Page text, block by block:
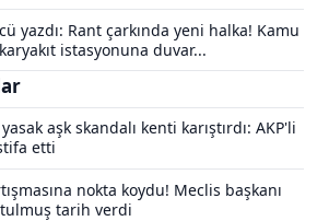
yazdı: Rant çarkında yeni halka! Kamu
istasyonuna duvar...
aşk skandalı kenti karıştırdı: AKP'li
etti
nokta koydu! Meclis başkanı
tarih verdi